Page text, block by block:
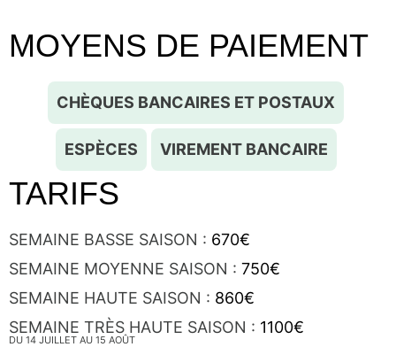
MOYENS DE PAIEMENT
CHÈQUES BANCAIRES ET POSTAUX
ESPÈCES VIREMENT BANCAIRE
TARIFS
SEMAINE BASSE SAISON : 670€
SEMAINE MOYENNE SAISON : 750€
SEMAINE HAUTE SAISON : 860€
SEMAINE TRÈS HAUTE SAISON : 1100€
DU 14 JUILLET AU 15 AOÛT